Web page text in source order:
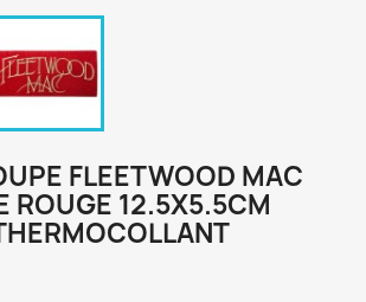
FLEETWOOD MAC
ROUGE 12.5X5.5CM